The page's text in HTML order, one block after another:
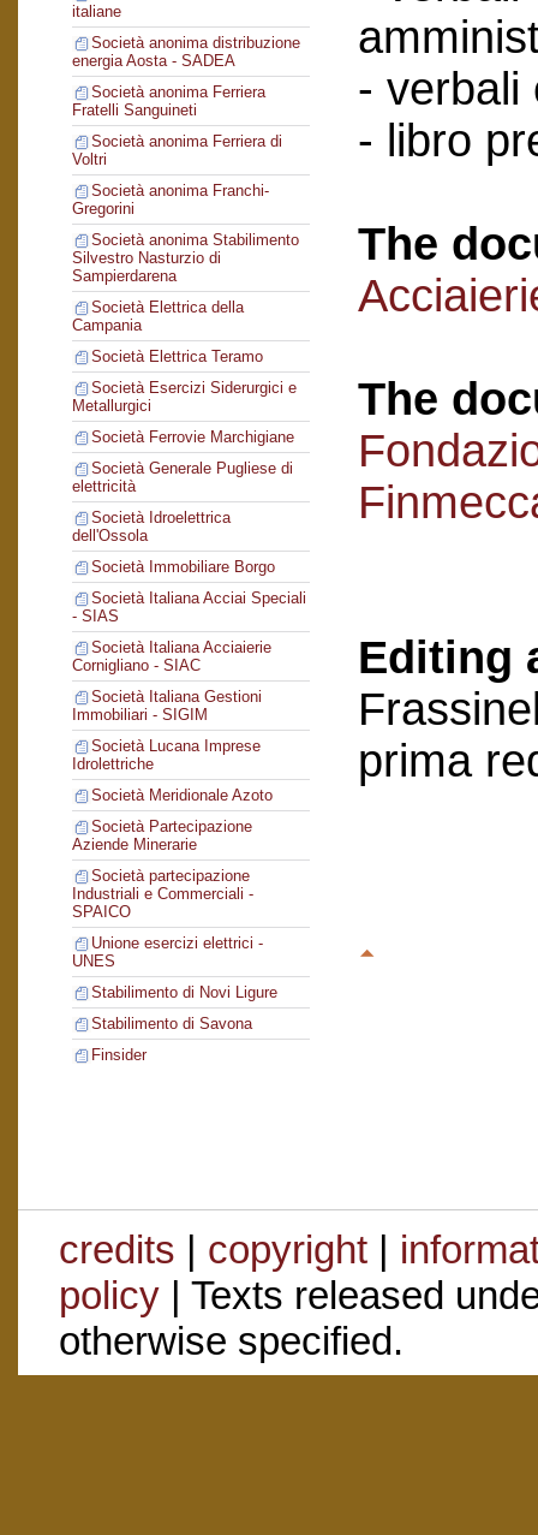
italiane
Società anonima distribuzione
energia Aosta - SADEA
Società anonima Ferriera
Fratelli Sanguineti
Società anonima Ferriera di
Voltri
Società anonima Franchi-
Gregorini
Società anonima Stabilimento
Silvestro Nasturzio di
Sampierdarena
Società Elettrica della
Campania
Società Elettrica Teramo
Società Esercizi Siderurgici e
Metallurgici
Società Ferrovie Marchigiane
Società Generale Pugliese di
elettricità
Società Idroelettrica
dell'Ossola
Società Immobiliare Borgo
Società Italiana Acciai Speciali
- SIAS
Società Italiana Acciaierie
Cornigliano - SIAC
Società Italiana Gestioni
Immobiliari - SIGIM
Società Lucana Imprese
Idrolettriche
Società Meridionale Azoto
Società Partecipazione
Aziende Minerarie
Società partecipazione
Industriali e Commerciali -
SPAICO
Unione esercizi elettrici -
UNES
Stabilimento di Novi Ligure
Stabilimento di Savona
Finsider
- verbali
- libro
The
The
Editing
prima
credits | copyright|
policy| Texts released
otherwise specified.